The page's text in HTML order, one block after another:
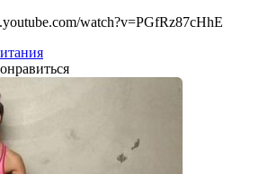
watch?v=PGfRz87cHhE